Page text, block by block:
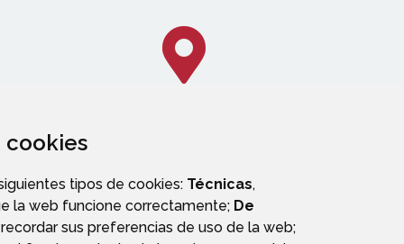
cookies
tipos de cookies: Técnicas,
la web funcione correctamente; De
sus preferencias de uso de la web;